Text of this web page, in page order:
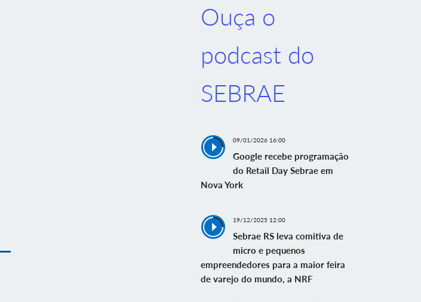
Ouça o
podcast do
SEBRAE
09/01/2026 16:00
Google recebe programação
do Retail Day Sebrae em
Nova York
19/12/2025 12:00
Sebrae RS leva comitiva de
micro e pequenos
empreendedores para a maior feira
de varejo do mundo, a NRF